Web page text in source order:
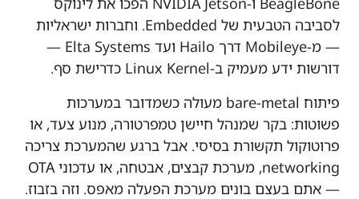
לסביבה הטבעית של Embedded. וחברות ישראליות
— מ-Mobileye דרך Hailo ועד Elta Systems —
דורשות ידע מעמיק ב-Linux Kernel כדרישת סף.
פיתוח bare-metal מעולה כשמדובר במערכות
פשוטות: בקר שמנהל חיישן טמפרטורה, מנוע צעד, או
פרוטוקול תקשורת בסיסי. אבל ברגע שהמערכת צריכה
networking, מערכת קבצים, אבטחה, או עדכוני OTA
— אתם בעצם בונים מערכת הפעלה מאפס. וזה בזבוז.